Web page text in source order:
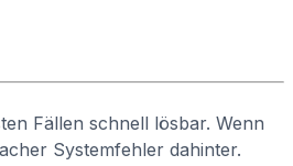
Fällen schnell lösbar. Wenn
Systemfehler dahinter.